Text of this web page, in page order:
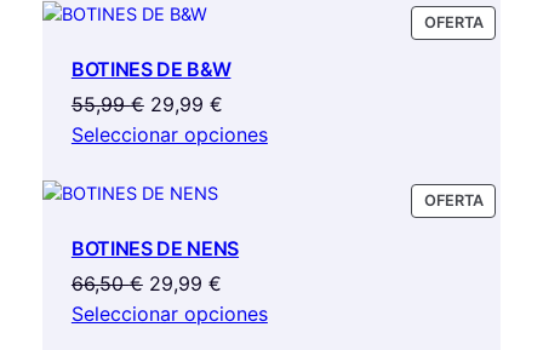
era:
OFERTA
EN
BOTINES DE B&W
55,99€ El
precio
era:
29,99 €El
precio
Seleccionar opciones
OFERTA
EN
BOTINES DE NENS
66,50€ El
precio
29,99 €El
precio
Seleccionar opciones